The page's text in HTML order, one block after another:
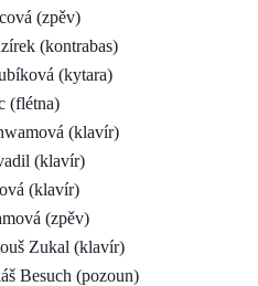
(zpěv)
(kontrabas)
(kytara)
(flétna)
(klavír)
(klavír)
(klavír)
(zpěv)
Zukal (klavír)
Besuch (pozoun)